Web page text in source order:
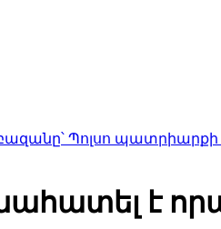
պատրիարքի լռության
է